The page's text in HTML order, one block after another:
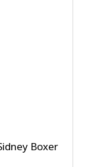
Boxer